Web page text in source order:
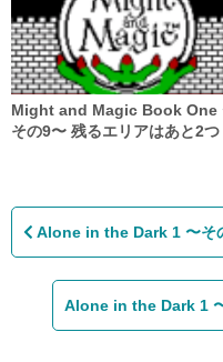
Might and Magic Book One
その9〜 残るエリアはあと2つ
投
ナ
ビ
Alone in the Dark 1 〜そ
Alone in the Dark 1